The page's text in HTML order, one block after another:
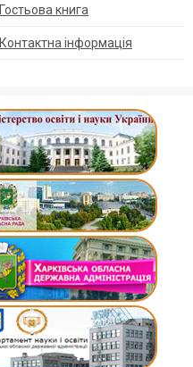
Гостьова книга
Контактна інформація